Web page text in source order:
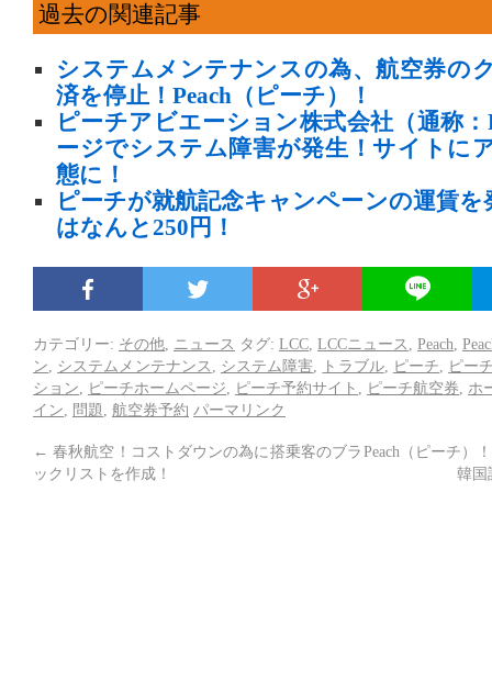
過去の関連記事
システムメンテナンスの為、航空券の
済を停止！Peach（ピーチ）！
ピーチアビエーション株式会社（通称
ージでシステム障害が発生！サイトに
態に！
ピーチが就航記念キャンペーンの運賃を
はなんと250円！
カテゴリー: その他 ニュース タグ: LCC LCCニュース Peach
ン
システムメンテナンス システム障害 トラブル, ピーチ
ピー
ション
ピーチホームページ ピーチ予約サイト ピーチ航空券
ホ
イン
問題 航空券予約 パーマリンク
← 春秋航空！コストダウンの為に搭乗客のブラ
ックリストを作成！
Peach（ピーチ）
韓国